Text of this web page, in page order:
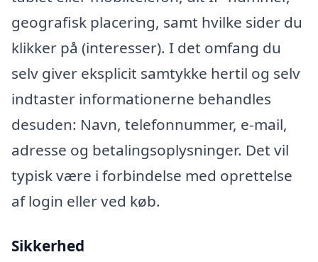
geografisk placering, samt hvilke sider du
klikker på (interesser). I det omfang du
selv giver eksplicit samtykke hertil og selv
indtaster informationerne behandles
desuden: Navn, telefonnummer, e-mail,
adresse og betalingsoplysninger. Det vil
typisk være i forbindelse med oprettelse
af login eller ved køb.
Sikkerhed